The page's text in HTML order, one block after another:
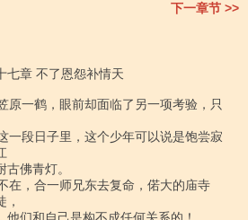
下一章节 >>